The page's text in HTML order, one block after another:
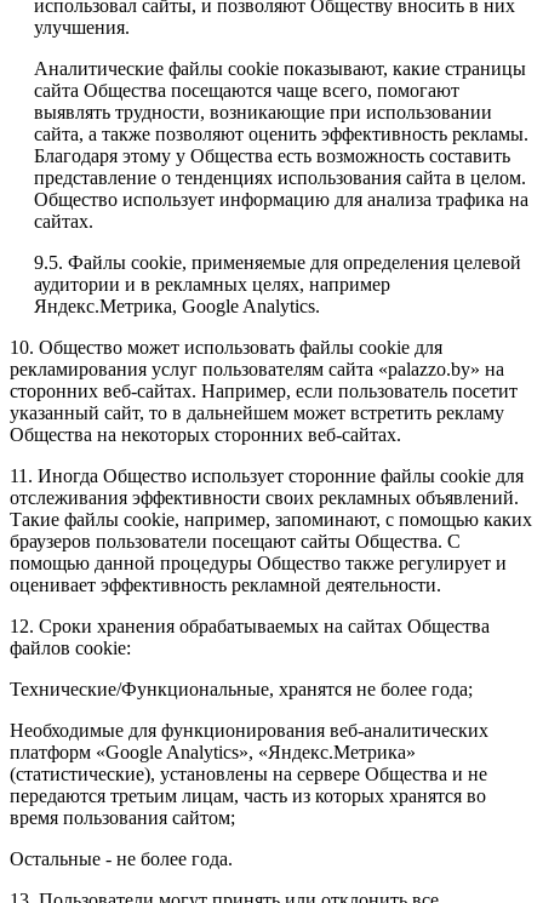
использовал сайты, и позволяют Обществу вносить в них
улучшения.
Аналитические файлы cookie показывают, какие страницы
сайта Общества посещаются чаще всего, помогают
выявлять трудности, возникающие при использовании
сайта, а также позволяют оценить эффективность рекламы.
Благодаря этому у Общества есть возможность составить
представление о тенденциях использования сайта в целом.
Общество использует информацию для анализа трафика на
сайтах.
9.5. Файлы cookie, применяемые для определения целевой
аудитории и в рекламных целях, например
Яндекс.Метрика, Google Analytics.
10. Общество может использовать файлы cookie для
рекламирования услуг пользователям сайта «palazzo.by» на
сторонних веб-сайтах. Например, если пользователь посетит
указанный сайт, то в дальнейшем может встретить рекламу
Общества на некоторых сторонних веб-сайтах.
11. Иногда Общество использует сторонние файлы cookie для
отслеживания эффективности своих рекламных объявлений.
Такие файлы cookie, например, запоминают, с помощью каких
браузеров пользователи посещают сайты Общества. С
помощью данной процедуры Общество также регулирует и
оценивает эффективность рекламной деятельности.
12. Сроки хранения обрабатываемых на сайтах Общества
файлов cookie:
Технические/Функциональные, хранятся не более года;
Необходимые для функционирования веб-аналитических
платформ «Google Analytics», «Яндекс.Метрика»
(статистические), установлены на сервере Общества и не
передаются третьим лицам, часть из которых хранятся во
время пользования сайтом;
Остальные - не более года.